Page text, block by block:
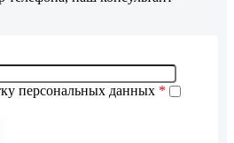
персональных данных *